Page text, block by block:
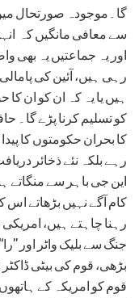
گا۔موجودہ صورتحال
سے معافی مانگیں کہ
اور یہ جماعتیں یہ بھی
رہی ہیں، آئین کی
ہیں یا یہ کہ ان کو ان
کو تسلیم کرنا پڑے گا۔
کا بحران حکومتوں کا
رہے بلکہ نئے ذخائر
این جی باہر سے منگاتے
کام آگے نہیں بڑھاتے
رہنا چاہتے ہیں،
جنگ سے بلیک واٹر اور
بڑھی، قوم کی بیٹی ڈاکٹر
قوم کو امریکہ کے